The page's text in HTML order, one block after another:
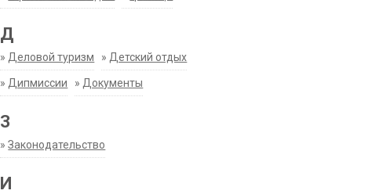
Д
» Деловой туризм » Детский отдых
» Дипмиссии » Документы
З
»Законодательство
И